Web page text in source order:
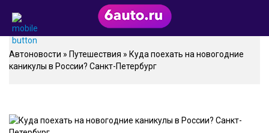
Автоновости » Путешествия » Куда поехать на новогодние
каникулы в России? Санкт-Петербург